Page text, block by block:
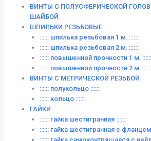
ВИНТЫ С ПОЛУСФЕРИЧЕСКОЙ
ШАЙБОЙ
ШПИЛЬКИ РЕЗЬБОВЫЕ
:::::: шпилька резьбовая 1 м. ::::::
:::::: шпилька резьбовая 2 м. ::::::
:::::: повышенной прочности 1 м. ::::::
:::::: повышенной прочности 2 м. ::::::
ВИНТЫ C МЕТРИЧЕСКОЙ РЕЗЬБОЙ
:::::: полукольцо ::::::
:::::: кольцо ::::::
ГАЙКИ
:::::: гайка шестигранная ::::::
:::::: гайка шестигранная с фланцем